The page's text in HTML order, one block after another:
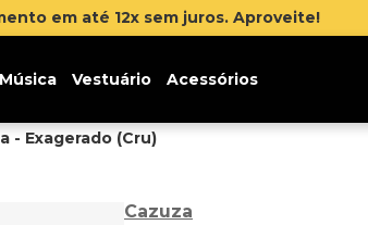
em até 12x sem juros. Aproveite!
Música Vestuário Acessórios
- Exagerado (Cru)
Cazuza